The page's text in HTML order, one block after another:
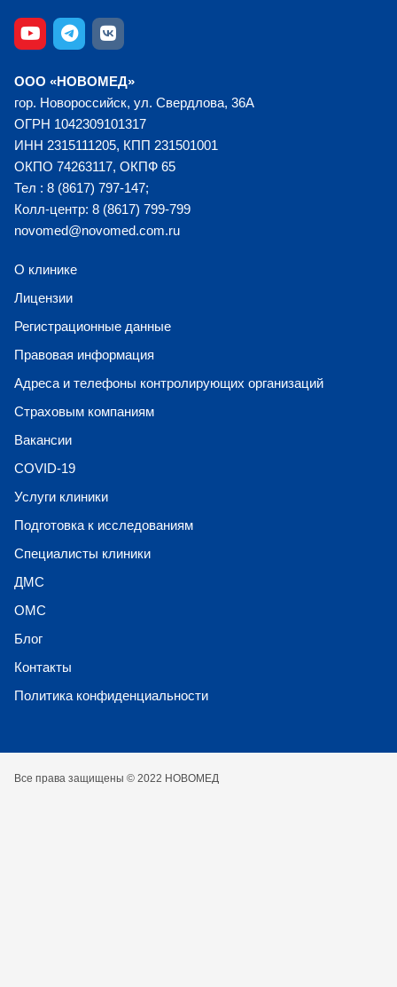
ООО «НОВОМЕД»
гор. Новороссийск, ул. Свердлова, 36А
ОГРН 1042309101317
ИНН 2315111205, КПП 231501001
ОКПО 74263117, ОКПФ 65
Тел : 8 (8617) 797-147;
Колл-центр: 8 (8617) 799-799
novomed@novomed.com.ru
О клинике
Лицензии
Регистрационные данные
Правовая информация
Адреса и телефоны контролирующих организаций
Страховым компаниям
Вакансии
COVID-19
Услуги клиники
Подготовка к исследованиям
Специалисты клиники
ДМС
ОМС
Блог
Контакты
Политика конфиденциальности
Все права защищены © 2022 НОВОМЕД